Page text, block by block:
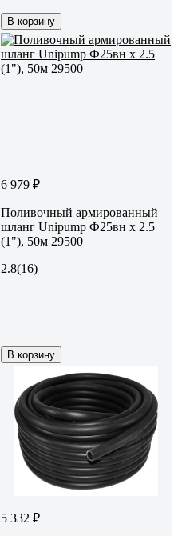
В корзину
6 979 ₽
Поливочный армированный
шланг Unipump Ф25вн х 2.5
(1"), 50м 29500
2.8(16)
В корзину
5 332 ₽